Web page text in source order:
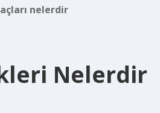
nelerdir
Nelerdir